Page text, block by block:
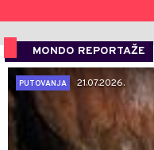
MONDO REPORTAŽE
PUTOVANJA
21.07.2026.